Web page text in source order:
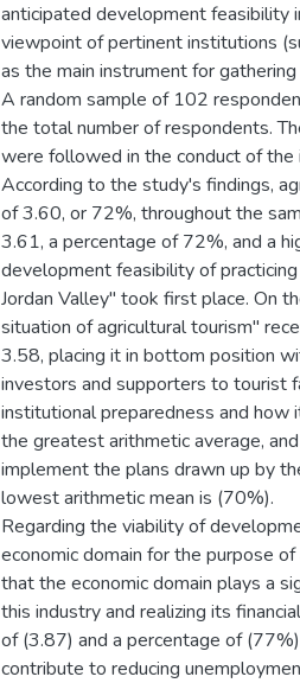
anticipated development feasibility
viewpoint of pertinent institutions
as the main instrument for
A random sample of 102
the total number of respondents.
were followed in the conduct of the
According to the study's findings,
of 3.60, or 72%, throughout the
3.61, a percentage of 72%, and a
development feasibility of
Jordan Valley" took first place. On
situation of agricultural tourism"
3.58, placing it in bottom position
investors and supporters to tourist
institutional preparedness and
the greatest arithmetic average,
implement the plans drawn up by
lowest arithmetic mean is (70%).
Regarding the viability of
economic domain for the purpose
that the economic domain plays a
this industry and realizing its
of (3.87) and a percentage of
contribute to reducing